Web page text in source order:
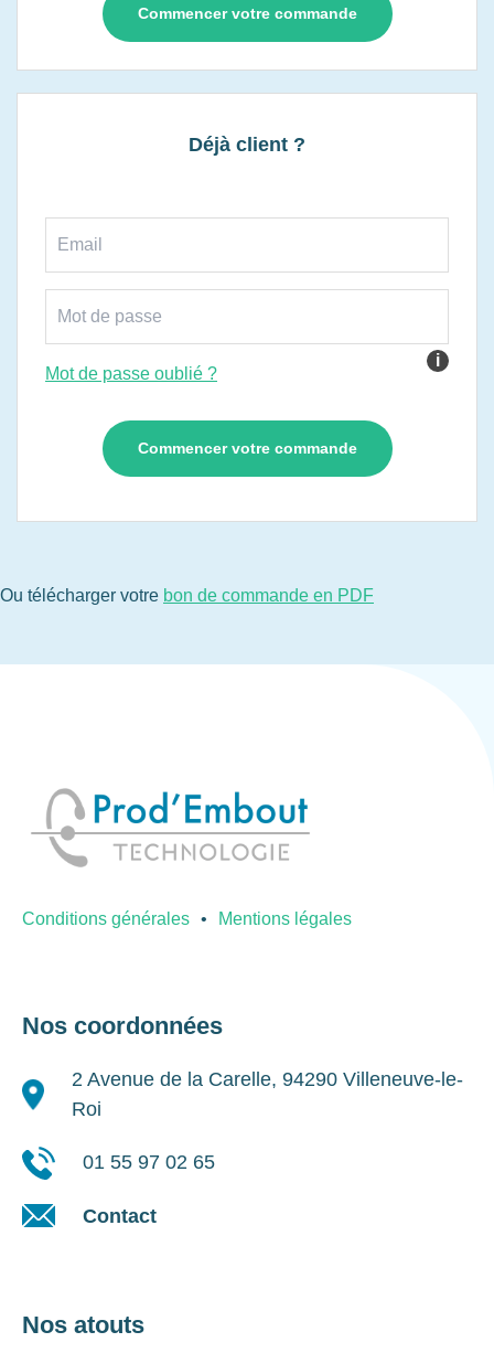
Commencer votre commande
Déjà client ?
i
Mot de passe oublié ?
Ou télécharger votre bon de commande en PDF
Conditions générales Mentions légales
Nos coordonnées
2 Avenue de la Carelle, 94290 Villeneuve-le-
Roi
01 55 97 02 65
Contact
Nos atouts